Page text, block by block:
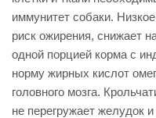
иммунитет собаки.
риск ожирения, снижает
одной порцией корма с
норму жирных кислот
головного мозга.
не перегружает желудок